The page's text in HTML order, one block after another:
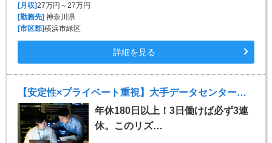
[月収]27万円～27万円
[勤務先] 神奈川県
[市区郡]横浜市緑区
詳細を見る
【安定性×プライベート重視】大手データセンターの運用監視／未経験歓迎・3勤3休
年休180日以上！3日働けば必ず3連
休。このリズ…